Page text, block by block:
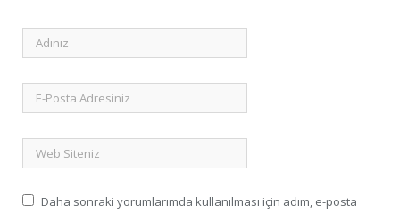
Daha sonraki yorumlarımda kullanılması için adım, e-posta